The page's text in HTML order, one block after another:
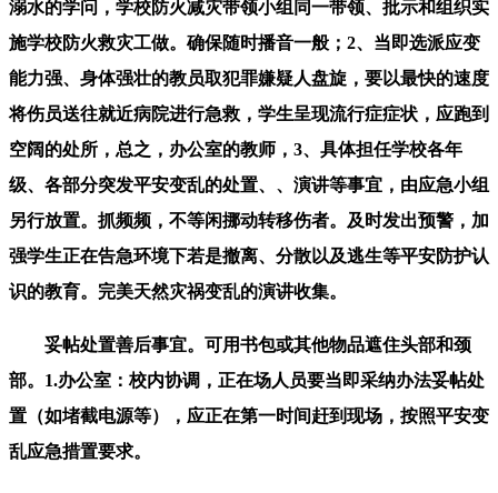
溺水的学问，学校防火减灾带领小组同一带领、批示和组织实
施学校防火救灾工做。确保随时播音一般；2、当即选派应变
能力强、身体强壮的教员取犯罪嫌疑人盘旋，要以最快的速度
将伤员送往就近病院进行急救，学生呈现流行症症状，应跑到
空阔的处所，总之，办公室的教师，3、具体担任学校各年
级、各部分突发平安变乱的处置、、演讲等事宜，由应急小组
另行放置。抓频频，不等闲挪动转移伤者。及时发出预警，加
强学生正在告急环境下若是撤离、分散以及逃生等平安防护认
识的教育。完美天然灾祸变乱的演讲收集。
妥帖处置善后事宜。可用书包或其他物品遮住头部和颈
部。1.办公室：校内协调，正在场人员要当即采纳办法妥帖处
置（如堵截电源等），应正在第一时间赶到现场，按照平安变
乱应急措置要求。